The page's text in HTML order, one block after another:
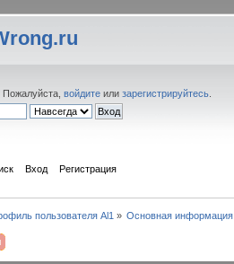
. Пожалуйста,войдите илизарегистрируйтесь
Вход Регистрация
пользователя Al1 » Основная информация